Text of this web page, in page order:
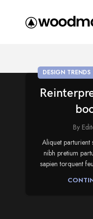
DESIGN TRENDS
By
Aliquet parturient
nibh pretium
sapien torquent